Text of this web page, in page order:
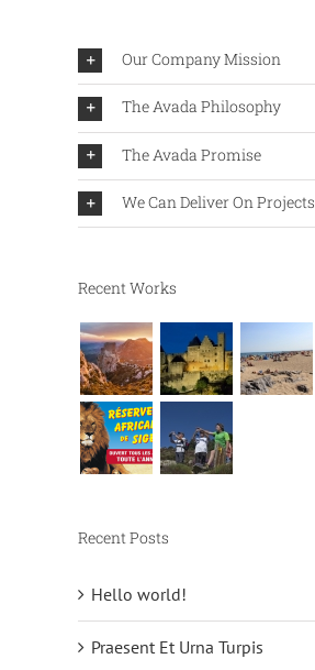
Our Company Mission
The Avada Philosophy
The Avada Promise
We Can Deliver On Projects
Recent Works
Recent Posts
Hello world!
Praesent Et Urna Turpis